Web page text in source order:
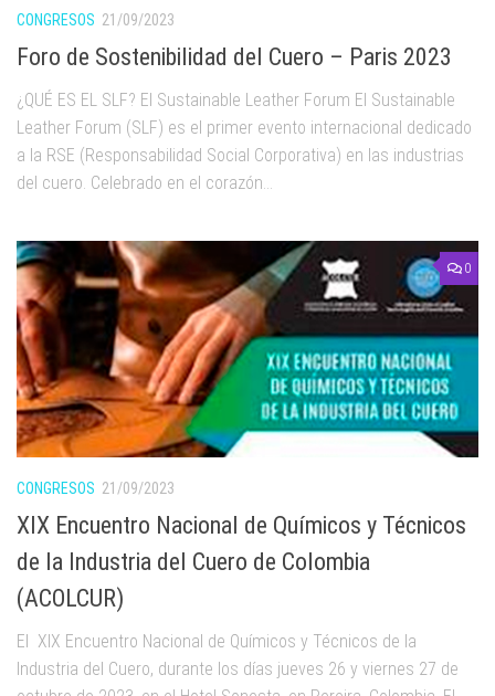
CONGRESOS 21/09/2023
Foro de Sostenibilidad del Cuero – Paris 2023
¿QUÉ ES EL SLF? El Sustainable Leather Forum El Sustainable
Leather Forum (SLF) es el primer evento internacional dedicado
a la RSE (Responsabilidad Social Corporativa) en las industrias
del cuero. Celebrado en el corazón...
0
CONGRESOS 21/09/2023
XIX Encuentro Nacional de Químicos y Técnicos
de la Industria del Cuero de Colombia
(ACOLCUR)
El XIX Encuentro Nacional de Químicos y Técnicos de la
Industria del Cuero, durante los días jueves 26 y viernes 27 de